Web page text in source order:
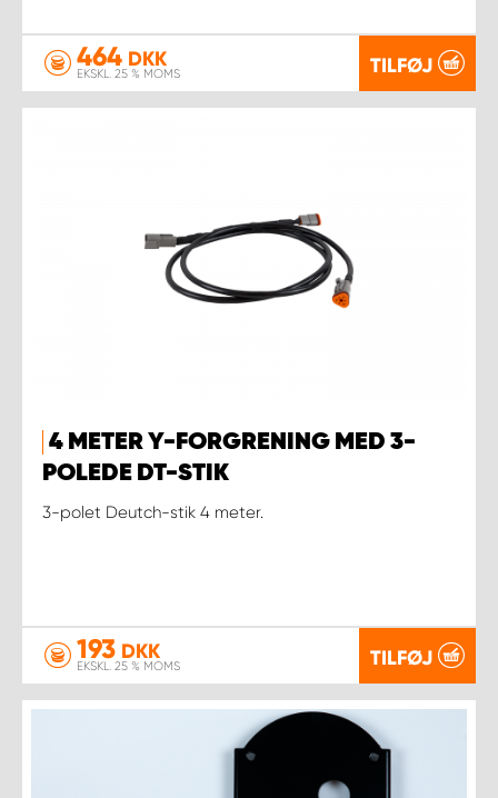
464 DKK
EKSKL. 25 % MOMS TILFØJ
4 METER Y-FORGRENING MED 3-
POLEDE DT-STIK
3-polet Deutch-stik 4 meter.
193 DKK
EKSKL. 25 % MOMS TILFØJ